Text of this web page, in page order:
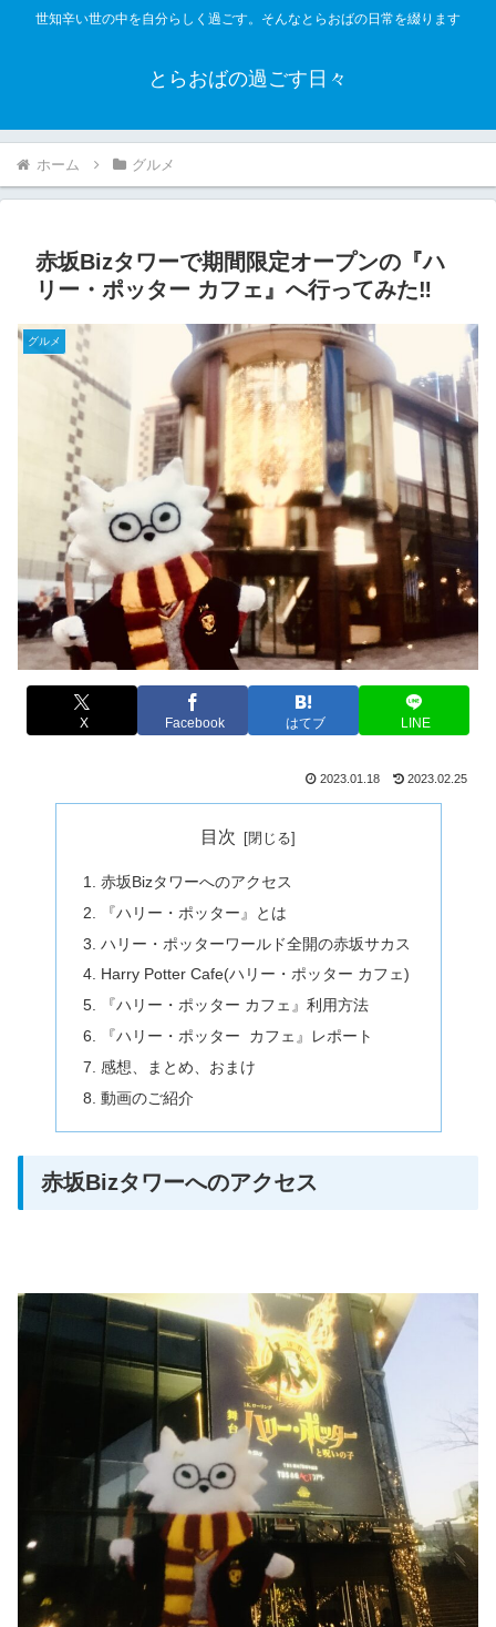
世知辛い世の中を自分らしく過ごす。そんなとらおばの日常を綴ります
とらおばの過ごす日々
ホーム グルメ
赤坂Bizタワーで期間限定オープンの『ハ
リー・ポッター カフェ』へ行ってみた‼︎
グルメ
X Facebook はてブ LINE
2023.01.18 2023.02.25
目次
赤坂Bizタワーへのアクセス
『ハリー・ポッター』とは
ハリー・ポッターワールド全開の赤坂サカス
Harry Potter Cafe(ハリー・ポッター カフェ)
『ハリー・ポッター カフェ』利用方法
『ハリー・ポッター カフェ』レポート
感想、まとめ、おまけ
動画のご紹介
赤坂Bizタワーへのアクセス